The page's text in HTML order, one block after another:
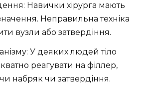
Навички хірурга мають
Неправильна техніка
вузли або затвердіння.
У деяких людей тіло
реагувати на філлер,
набряк чи затвердіння.